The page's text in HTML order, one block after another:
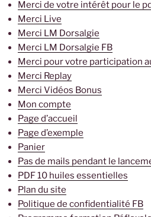
Merci de votre intérêt pour le
Merci Live
Merci LM Dorsalgie
Merci LM Dorsalgie FB
Merci pour votre participation
Merci Replay
Merci Vidéos Bonus
Mon compte
Page d’accueil
Page d’exemple
Panier
Pas de mails pendant le
PDF 10 huiles essentielles
Plan du site
Politique de confidentialité FB